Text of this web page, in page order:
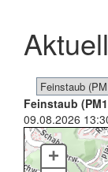
Feinstaub
09.08.2026
+